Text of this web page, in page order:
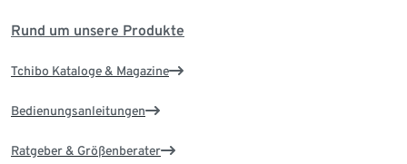
Rund um unsere Produkte
Tchibo Kataloge & Magazine
Bedienungsanleitungen
Ratgeber & Größenberater